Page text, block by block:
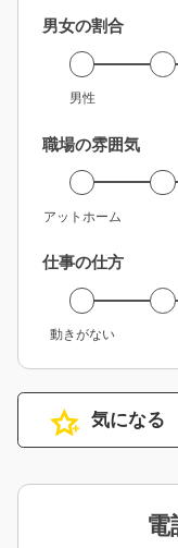
男女の割合
男性
職場の雰囲気
アットホーム
仕事の仕方
動きがない
気になる
電